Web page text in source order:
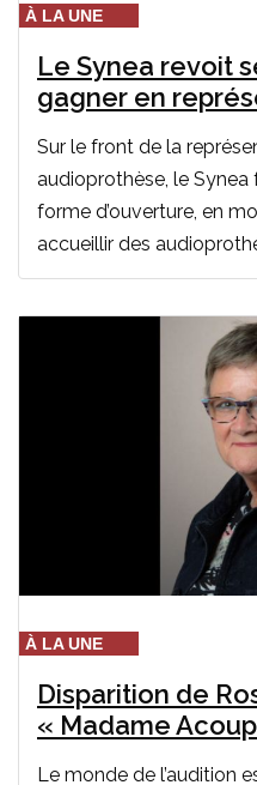
À LA UNE
Le Synea revoit
gagner en
Sur le front de la
audioprothèse, le Synea
forme d’ouverture, en
accueillir des
À LA UNE
Disparition de
« Madame
Le monde de l’audition